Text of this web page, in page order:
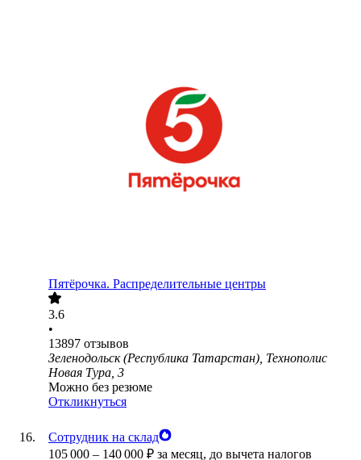
Пятёрочка. Распределительные центры
3.6
•
13897 отзывов
Зеленодольск (Республика Татарстан), Технополис
Новая Тура, 3
Можно без резюме
Откликнуться
Сотрудник на склад
105 000 – 140 000 ₽ за месяц, до вычета налогов